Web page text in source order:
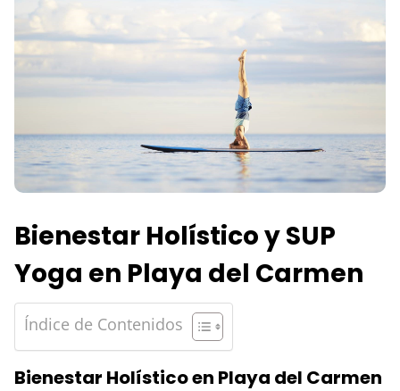
Bienestar Holístico y SUP
Yoga en Playa del Carmen
Índice de Contenidos
Bienestar Holístico en Playa del Carmen